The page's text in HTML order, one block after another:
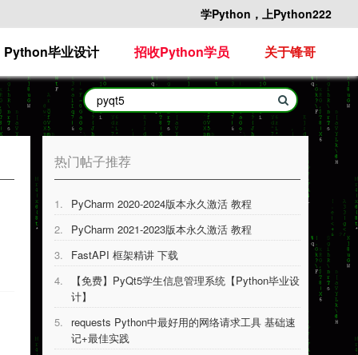
学Python，上Python222
Python毕业设计 招收Python学员 关于锋哥
热门帖子推荐
1.
PyCharm 2020-2024版本永久激活 教程
2.
PyCharm 2021-2023版本永久激活 教程
3.
FastAPI 框架精讲 下载
4.
【免费】PyQt5学生信息管理系统【Python毕业设
计】
5.
requests Python中最好用的网络请求工具 基础速
记+最佳实践